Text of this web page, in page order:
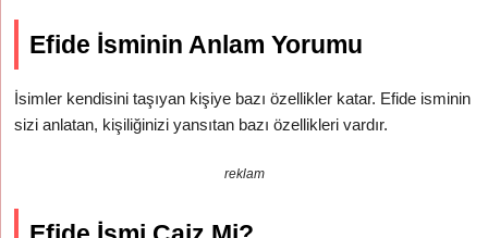
Efide İsminin Anlam Yorumu
İsimler kendisini taşıyan kişiye bazı özellikler katar. Efide isminin
sizi anlatan, kişiliğinizi yansıtan bazı özellikleri vardır.
reklam